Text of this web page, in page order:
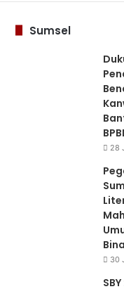
Pemkot
2026 5
Sumsel
28
30
SBY